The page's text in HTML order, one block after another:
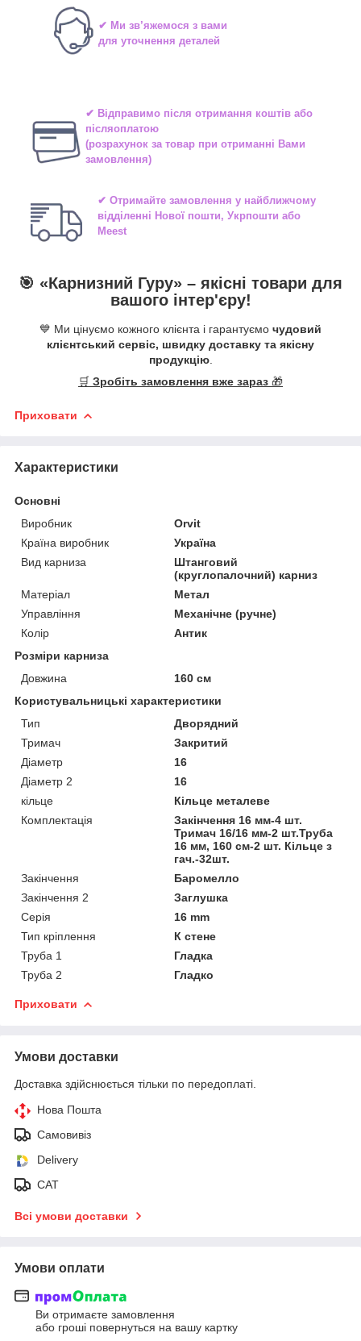
✔ Ми зв’яжемося з вами
для уточнення деталей
✔ Відправимо після отримання коштів або
післяоплатою
(розрахунок за товар при отриманні Вами
замовлення)
✔ Отримайте замовлення у найближчому
відділенні Нової пошти, Укрпошти або
Meest
🎯 «Карнизний Гуру» – якісні товари для
вашого інтер'єру!
💙 Ми цінуємо кожного клієнта і гарантуємо чудовий
клієнтський сервіс, швидку доставку та якісну
продукцію.
🛒 Зробіть замовлення вже зараз 🎁
Приховати
Характеристики
Основні
Виробник
Orvit
Країна виробник
Україна
Вид карниза
Штанговий
(круглопалочний) карниз
Матеріал
Метал
Управління
Механічне (ручне)
Колір
Антик
Розміри карниза
Довжина
160 см
Користувальницькі характеристики
Тип
Дворядний
Тримач
Закритий
Діаметр
16
Діаметр 2
16
кільце
Кільце металеве
Комплектація
Закінчення 16 мм-4 шт.
Тримач 16/16 мм-2 шт.Труба
16 мм, 160 см-2 шт. Кільце з
гач.-32шт.
Закінчення
Баромелло
Закінчення 2
Заглушка
Серія
16 mm
Тип кріплення
К стене
Труба 1
Гладка
Труба 2
Гладко
Приховати
Умови доставки
Доставка здійснюється тільки по передоплаті.
Нова Пошта
Самовивіз
Delivery
САТ
Всі умови доставки
Умови оплати
Ви отримаєте замовлення
або гроші повернуться на вашу картку